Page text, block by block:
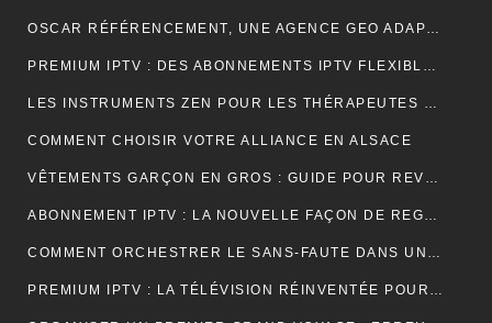
OSCAR RÉFÉRENCEMENT, UNE AGENCE GEO ADAPTÉE AUX MOTEURS GÉNÉRATIFS
PREMIUM IPTV : DES ABONNEMENTS IPTV FLEXIBLES, STABLES ET COMPLETS
LES INSTRUMENTS ZEN POUR LES THÉRAPEUTES ET PRATIQUANTS DE YOGA
COMMENT CHOISIR VOTRE ALLIANCE EN ALSACE
VÊTEMENTS GARÇON EN GROS : GUIDE POUR REVENDEURS ET MAGASINS
ABONNEMENT IPTV : LA NOUVELLE FAÇON DE REGARDER LA TÉLÉVISION
COMMENT ORCHESTRER LE SANS-FAUTE DANS UNE LOCATION SAISONNIÈRE ?
PREMIUM IPTV : LA TÉLÉVISION RÉINVENTÉE POUR UNE EXPÉRIENCE SUR MESURE